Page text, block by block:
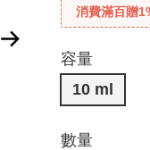
消費滿百贈
容量
10 ml
數量